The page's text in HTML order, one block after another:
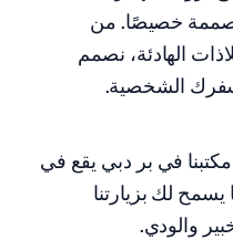
خصيصًا. من
الهادئة، نصمم
الشخصية.
في بر دبي يقع في
لك بزيارتنا
والودي.